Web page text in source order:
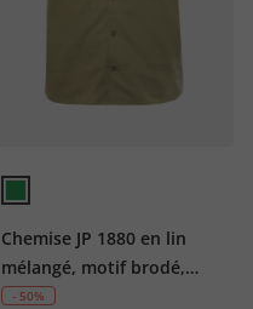
Chemise JP 1880 en lin
mélangé, motif brodé,
manches courtes et col
- 50%